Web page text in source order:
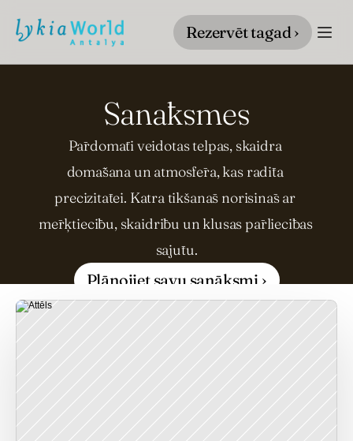
Sanāksmes
Pārdomāti veidotas telpas, skaidra
domāšana un atmosfēra, kas radīta
precizitātei. Katra tikšanās norisinās ar
mērķtiecību, skaidrību un klusas pārliecības
sajūtu.
Plānojiet savu sanāksmi ›
Rezervēt tagad ›